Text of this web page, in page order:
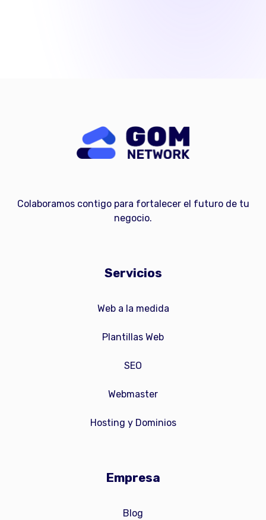
Colaboramos contigo para fortalecer el futuro de tu
negocio.
Servicios
Web a la medida
Plantillas Web
SEO
Webmaster
Hosting y Dominios
Empresa
Blog